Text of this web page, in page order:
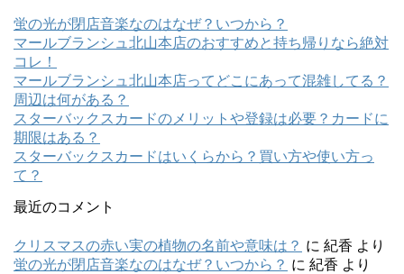
蛍の光が閉店音楽なのはなぜ？いつから？
マールブランシュ北山本店のおすすめと持ち帰りなら絶対
コレ！
マールブランシュ北山本店ってどこにあって混雑してる？
周辺は何がある？
スターバックスカードのメリットや登録は必要？カードに
期限はある？
スターバックスカードはいくらから？買い方や使い方っ
て？
最近のコメント
クリスマスの赤い実の植物の名前や意味は？ に 紀香 より
蛍の光が閉店音楽なのはなぜ？いつから？ に 紀香 より